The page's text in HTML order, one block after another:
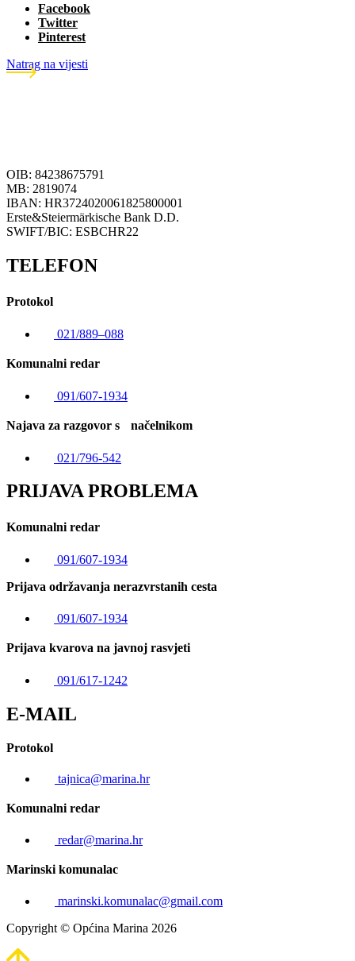
Facebook
Twitter
Pinterest
Natrag na vijesti
OIB: 84238675791
MB: 2819074
IBAN: HR3724020061825800001
Erste&Steiermärkische Bank D.D.
SWIFT/BIC: ESBCHR22
TELEFON
Protokol
021/889–088
Komunalni redar
091/607-1934
Najava za razgovor s načelnikom
021/796-542
PRIJAVA PROBLEMA
Komunalni redar
091/607-1934
Prijava održavanja nerazvrstanih cesta
091/607-1934
Prijava kvarova na javnoj rasvjeti
091/617-1242
E-MAIL
Protokol
tajnica@marina.hr
Komunalni redar
redar@marina.hr
Marinski komunalac
marinski.komunalac@gmail.com
Copyright © Općina Marina 2026